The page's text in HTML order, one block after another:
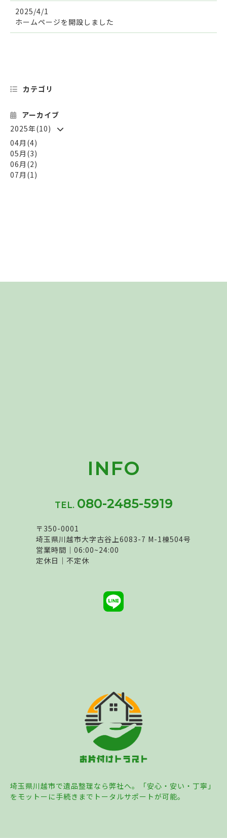
2025/4/1
ホームページを開設しました
カテゴリ
アーカイブ
2025年(10)
04月(4)
05月(3)
06月(2)
07月(1)
INFO
TEL. 080-2485-5919
〒350-0001
埼玉県川越市大字古谷上6083-7 M-1棟504号
営業時間｜06:00~24:00
定休日｜不定休
埼玉県川越市で遺品整理なら弊社へ。「安心・安い・丁寧」
をモットーに手続きまでトータルサポートが可能。